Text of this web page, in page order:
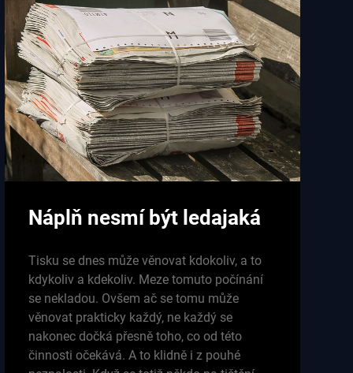
Náplň nesmí být ledajaká
Tisku se dnes může věnovat kdokoliv, a to
kdykoliv a kdekoliv. Meze tomuto počínání
se nekladou. Ovšem ač se tomu může
věnovat prakticky každý, ne každý se
nakonec dočká přesně toho, co od této
činnosti očekává. A to klidně i z pouhé